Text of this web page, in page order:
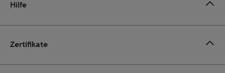
Zertifikate
Hilfe